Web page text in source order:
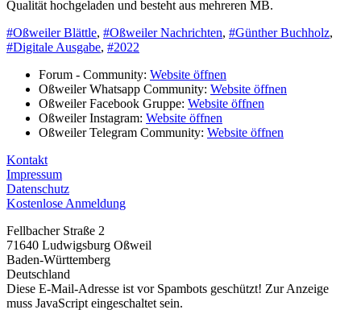
Qualität hochgeladen und besteht aus mehreren MB.
#Oßweiler Blättle, #Oßweiler Nachrichten, #Günther Buchholz,
#Digitale Ausgabe, #2022
Forum - Community: Website öffnen
Oßweiler Whatsapp Community: Website öffnen
Oßweiler Facebook Gruppe: Website öffnen
Oßweiler Instagram: Website öffnen
Oßweiler Telegram Community: Website öffnen
Kontakt
Impressum
Datenschutz
Kostenlose Anmeldung
Fellbacher Straße 2
71640 Ludwigsburg Oßweil
Baden-Württemberg
Deutschland
Diese E-Mail-Adresse ist vor Spambots geschützt! Zur Anzeige
muss JavaScript eingeschaltet sein.